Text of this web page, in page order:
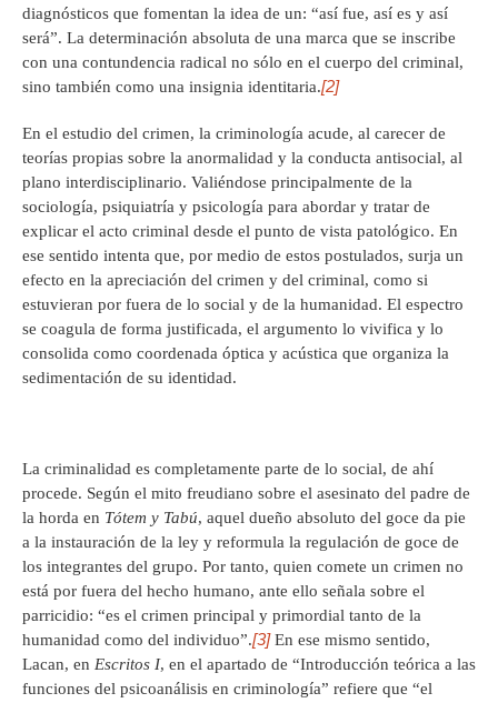
diagnósticos que fomentan la idea de un: “así fue, así es y así
será”. La determinación absoluta de una marca que se inscribe
con una contundencia radical no sólo en el cuerpo del criminal,
sino también como una insignia identitaria.[2]
En el estudio del crimen, la criminología acude, al carecer de
teorías propias sobre la anormalidad y la conducta antisocial, al
plano interdisciplinario. Valiéndose principalmente de la
sociología, psiquiatría y psicología para abordar y tratar de
explicar el acto criminal desde el punto de vista patológico. En
ese sentido intenta que, por medio de estos postulados, surja un
efecto en la apreciación del crimen y del criminal, como si
estuvieran por fuera de lo social y de la humanidad. El espectro
se coagula de forma justificada, el argumento lo vivifica y lo
consolida como coordenada óptica y acústica que organiza la
sedimentación de su identidad.
La criminalidad es completamente parte de lo social, de ahí
procede. Según el mito freudiano sobre el asesinato del padre de
la horda en Tótem y Tabú, aquel dueño absoluto del goce da pie
a la instauración de la ley y reformula la regulación de goce de
los integrantes del grupo. Por tanto, quien comete un crimen no
está por fuera del hecho humano, ante ello señala sobre el
parricidio: “es el crimen principal y primordial tanto de la
humanidad como del individuo”.[3]En ese mismo sentido,
Lacan, en Escritos I, en el apartado de “Introducción teórica a las
funciones del psicoanálisis en criminología” refiere que “el